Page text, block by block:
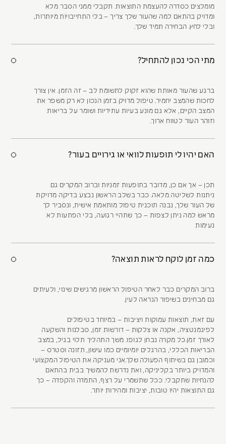
מומלצים כסדרה להעצמת התוצאות. תקבלי ממני הסבר מלא
ומדויק בהתאם למה שהעור שלך צריך – בלי התחייבויות מיותרות,
ובלי לחץ. הבחירה תמיד שלך.
מתי הכי נכון להתחיל?
ברגע שהעור מאותת שהוא זקוק לתשומת לב – זה הזמן. אין צורך
לחכות שהמצב יחמיר. טיפול מדויק בזמן הנכון לא רק משפר את
המצב הקיים, אלא גם מונע בעיות עתידיות ושומר על בריאות
וזוהר העור לטווח ארוך.
האם יהיו לי תופעות לוואי או גירויים בעור?
תכן – אך אם כן, מדובר בתופעות זמניות וברוב המקרים גם
ניתנות לשליטה מלאה. כבר בשלב הראשון נבצע בדיקה מדויקת
של העור שלך, נבנה תוכנית טיפול מותאמת אישית, ונסביר לך
מראש למה ניתן לצפות – כך שתהיי רגועה, בלי הפתעות לא
נעימות
כמה זמן לוקח לראות תוצאה?
ברוב המקרים כבר לאחר הטיפול הראשון מרגישים שינוי, ולעיתים
גם מבחינים בשיפור הנראה לעין.
עם זאת, תוצאות עמוקות ויציבות – במיוחד בטיפולים
לפיגמנטציה, אקנה או צלקות – דורשות זמן, סבלנות והשקעה
לאורך זמן.כל מקרה נבחן לגופו. משך התהליך תלוי בגיל, במצב
הבריאות הכללי, בהרגלים יומיומיים כמו עישון, תזונה וסטרס –
וכמובן גם בשיתוף הפעולה שלך.אני מעניקה את הטיפול המקצועי
והמדויק ביותר בקליניקה, ואת נדרשת להמשיך בבית בהתאם
להנחיות שתקבלי. ככל שתשמרי על רצף, התמדה והקפדה – כך
גם התוצאות יהיו טובות, יציבות ומהירות יותר.